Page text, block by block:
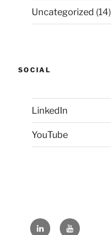
Uncategorized (14)
SOCIAL
LinkedIn
YouTube
LinkedInYouTube